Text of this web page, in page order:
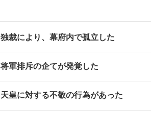
独裁により、幕府内で孤立した
将軍排斥の企てが発覚した
天皇に対する不敬の行為があった